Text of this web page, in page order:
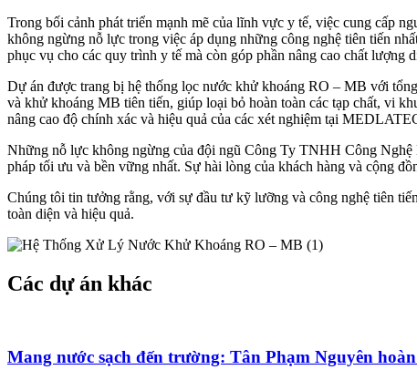
Trong bối cảnh phát triển mạnh mẽ của lĩnh vực y tế, việc cung cấp
không ngừng nỗ lực trong việc áp dụng những công nghệ tiên tiến
phục vụ cho các quy trình y tế mà còn góp phần nâng cao chất lượng
Dự án được trang bị hệ thống lọc nước khử khoáng RO – MB với
và khử khoáng MB tiên tiến, giúp loại bỏ hoàn toàn các tạp chất, vi
nâng cao độ chính xác và hiệu quả của các xét nghiệm tại
Những nỗ lực không ngừng của đội ngũ Công Ty TNHH Công Nghệ
pháp tối ưu và bền vững nhất. Sự hài lòng của khách hàng và cộng
Chúng tôi tin tưởng rằng, với sự đầu tư kỹ lưỡng và công nghệ tiên
toàn diện và hiệu quả.
Các dự án khác
Mang nước sạch đến trường: Tân Phạm Nguyên